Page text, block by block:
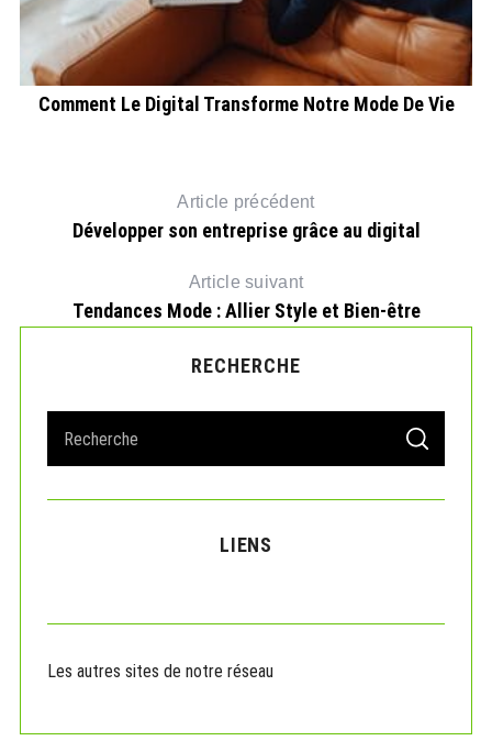
Comment Le Digital Transforme Notre Mode De Vie
Article précédent
Développer son entreprise grâce au digital
Article suivant
Tendances Mode : Allier Style et Bien-être
RECHERCHE
a
r
r
S
A
C
LIENS
Les autres sites de notre réseau